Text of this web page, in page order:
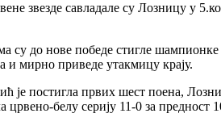
звезде савладале су Лозницу у
су до нове победе стигле
и мирно приведе утакмицу крају.
је постигла првих шест поена,
црвено-белу серију 11-0 за